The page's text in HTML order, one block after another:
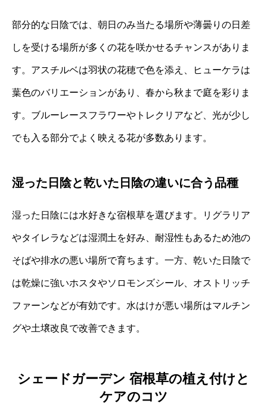
部分的な日陰では、朝日のみ当たる場所や薄曇りの日差
しを受ける場所が多くの花を咲かせるチャンスがありま
す。アスチルベは羽状の花穂で色を添え、ヒューケラは
葉色のバリエーションがあり、春から秋まで庭を彩りま
す。ブルーレースフラワーやトレクリアなど、光が少し
でも入る部分でよく映える花が多数あります。
湿った日陰と乾いた日陰の違いに合う品種
湿った日陰には水好きな宿根草を選びます。リグラリア
やタイレラなどは湿潤土を好み、耐湿性もあるため池の
そばや排水の悪い場所で育ちます。一方、乾いた日陰で
は乾燥に強いホスタやソロモンズシール、オストリッチ
ファーンなどが有効です。水はけが悪い場所はマルチン
グや土壌改良で改善できます。
シェードガーデン 宿根草の植え付けと
ケアのコツ